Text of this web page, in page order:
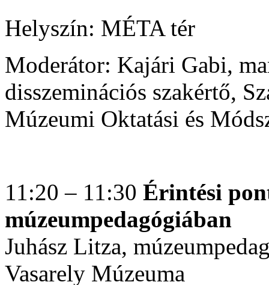
Helyszín: MÉTA tér
Moderátor: Kajári Gabi,
disszeminációs szakértő,
Múzeumi Oktatási és
11:20 – 11:30 Érintési
múzeumpedagógiában
Juhász Litza,
Vasarely Múzeuma